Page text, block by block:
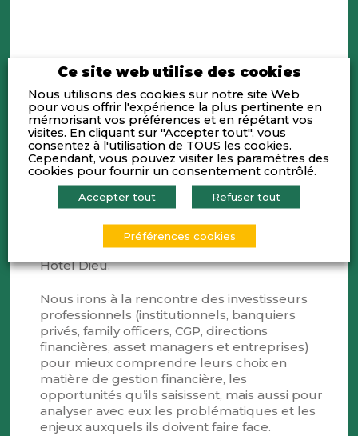
L’Agefi organise ses Cercles le Vendredi 21
mars, à Lyon, au sein de InterContinental –
Hôtel Dieu.
Nous irons à la rencontre des investisseurs
professionnels (institutionnels, banquiers
privés, family officers, CGP, directions
financières, asset managers et entreprises)
pour mieux comprendre leurs choix en
matière de gestion financière, les
opportunités qu’ils saisissent, mais aussi pour
analyser avec eux les problématiques et les
enjeux auxquels ils doivent faire face.
Ce site web utilise des cookies
Nous utilisons des cookies sur notre site Web
pour vous offrir l'expérience la plus pertinente en
mémorisant vos préférences et en répétant vos
visites. En cliquant sur "Accepter tout", vous
consentez à l'utilisation de TOUS les cookies.
Cependant, vous pouvez visiter les paramètres des
cookies pour fournir un consentement contrôlé.
Accepter tout Refuser tout
Préférences cookies